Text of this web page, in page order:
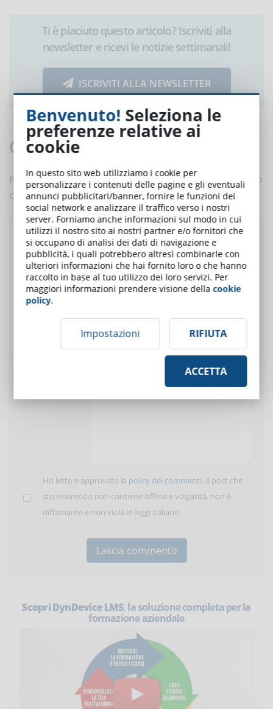
Ti è piaciuto questo articolo? Iscriviti alla
newsletter e ricevi le notizie settimanali!
ISCRIVITI ALLA NEWSLETTER
Commenti:
Nessun commento è ancora presente. Scrivi tu il primo
commento a questo articolo!
Pubblica un commento
Utente:
E-Mail (solo per
Ho letto e approvato la policy dei commenti. Il post che
sto inserendo non contiene offese e volgarità, non è
diffamante e non viola le leggi italiane.
Scopri DynDevice LMS, la soluzione completa per la
formazione aziendale
Benvenuto! Seleziona le
preferenze relative ai
cookie
In questo sito web utilizziamo i cookie per
personalizzare i contenuti delle pagine e gli eventuali
annunci pubblicitari/banner, fornire le funzioni dei
social network e analizzare il traffico verso i nostri
server. Forniamo anche informazioni sul modo in cui
utilizzi il nostro sito ai nostri partner e/o fornitori che
si occupano di analisi dei dati di navigazione e
pubblicità, i quali potrebbero altresì combinarle con
ulteriori informazioni che hai fornito loro o che hanno
raccolto in base al tuo utilizzo dei loro servizi. Per
maggiori informazioni prendere visione dellacookie
policy.
Impostazioni RIFIUTA
ACCETTA